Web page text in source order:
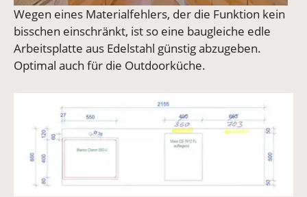
Wegen eines Materialfehlers, der die Funktion kein
bisschen einschränkt, ist so eine baugleiche edle
Arbeitsplatte aus Edelstahl günstig abzugeben.
Optimal auch für die Outdoorküche.
Vergrößerte Version anzeigen